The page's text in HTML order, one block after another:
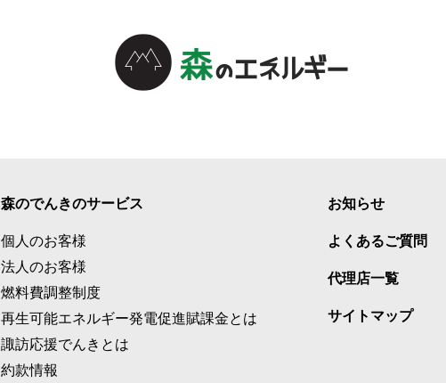
森のでんきのサービス
個人のお客様
法人のお客様
燃料費調整制度
再生可能エネルギー発電促進賦課金とは
諏訪応援でんきとは
約款情報
お知らせ
よくあるご質問
代理店一覧
サイトマップ